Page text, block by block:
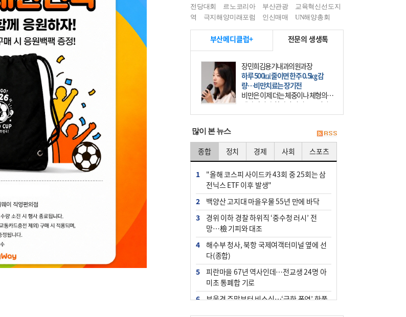
전당대회
르노코리아 부산관광
교육혁신선도지
역
극지해양미래포럼 인신매매 UN해양총회
부산메디클럽+ 전문의 생생톡
장민희김용기내과의원과장
하루 500㎉ 줄이면 한주 0.5㎏ 감
량…비만치료는 장기전
비만은 이제 더는 체중이나 체형의 문
제가 아니다. 하나의 질병으로 인지
하고 치료와 관리를 해야 한다. 세계
많이 본 뉴스
종합 정치 경제 사회 스포츠
1
"올해 코스피 사이드카 43회 중 25회는 삼
전닉스 ETF 이후 발생"
2
백양산 고지대 마을우물 55년 만에 바닥
3
경위 이하 경찰 하위직 ‘중수청 러시’ 전
망…檢 기피와 대조
4
해수부 청사, 북항 국제여객터미널 옆에 선
다(종합)
5
피란마을 67년 역사인데…전교생 24명 아
미초 통폐합 기로
6
부울경 주말부터 비소식…‘극한 폭염’ 한풀